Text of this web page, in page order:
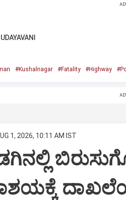
#Kushalnagar #Fatality #Highway
1, 2026, 10:11 AM IST